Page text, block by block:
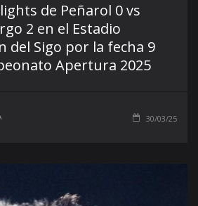
de Peñarol 0 vs
2 en el Estadio
del Sigo por la fecha 9
Apertura 2025
30/03/25